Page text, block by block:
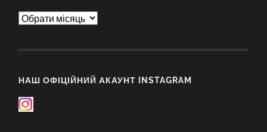
Архіви
НАШ ОФІЦІЙНИЙ АКАУНТ INSTAGRAM